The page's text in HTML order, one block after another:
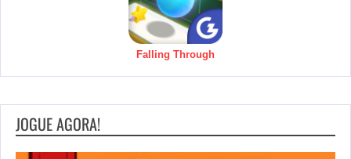
Falling Through
JOGUE AGORA!